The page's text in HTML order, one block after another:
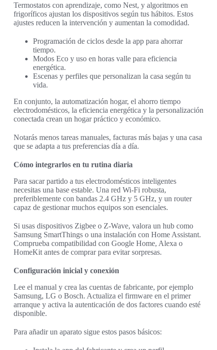
Termostatos con aprendizaje, como Nest, y algoritmos en
frigoríficos ajustan los dispositivos según tus hábitos. Estos
ajustes reducen la intervención y aumentan la comodidad.
Programación de ciclos desde la app para ahorrar
tiempo.
Modos Eco y uso en horas valle para eficiencia
energética.
Escenas y perfiles que personalizan la casa según tu
vida.
En conjunto, la automatización hogar, el ahorro tiempo
electrodomésticos, la eficiencia energética y la personalización
conectada crean un hogar práctico y económico.
Notarás menos tareas manuales, facturas más bajas y una casa
que se adapta a tus preferencias día a día.
Cómo integrarlos en tu rutina diaria
Para sacar partido a tus electrodomésticos inteligentes
necesitas una base estable. Una red Wi‑Fi robusta,
preferiblemente con bandas 2.4 GHz y 5 GHz, y un router
capaz de gestionar muchos equipos son esenciales.
Si usas dispositivos Zigbee o Z‑Wave, valora un hub como
Samsung SmartThings o una instalación con Home Assistant.
Comprueba compatibilidad con Google Home, Alexa o
HomeKit antes de comprar para evitar sorpresas.
Configuración inicial y conexión
Lee el manual y crea las cuentas de fabricante, por ejemplo
Samsung, LG o Bosch. Actualiza el firmware en el primer
arranque y activa la autenticación de dos factores cuando esté
disponible.
Para añadir un aparato sigue estos pasos básicos: